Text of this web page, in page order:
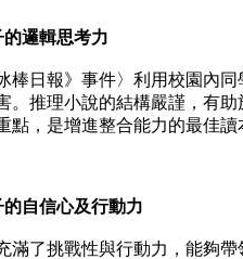
邏輯思考力
日報》事件〉利用校園內同
。推理小說的結構嚴謹，有
點，是增進整合能力的最佳讀
自信心及行動力
了挑戰性與行動力，能夠帶